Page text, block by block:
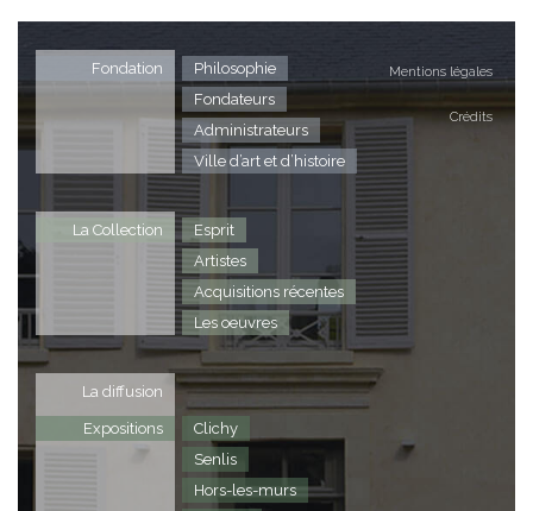
Mentions légales
Crédits
Fondation
Philosophie
Fondateurs
Administrateurs
Ville d’art et d’histoire
La Collection
Esprit
Artistes
Acquisitions récentes
Les oeuvres
La diffusion
Expositions
Clichy
Senlis
Hors-les-murs